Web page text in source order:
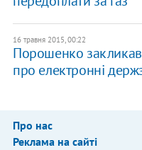
16 травня 2015, 00:22
Порошенко
про електронні
Про нас
Реклама на сайті